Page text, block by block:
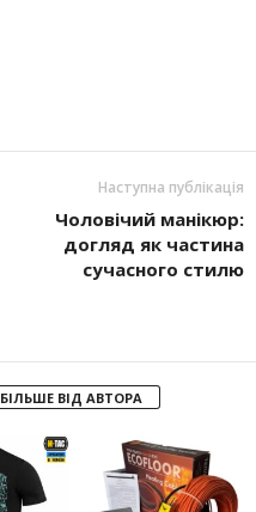
Наступна публікація
Чоловічий манікюр:
догляд як частина
сучасного стилю
БІЛЬШЕ ВІД АВТОРА